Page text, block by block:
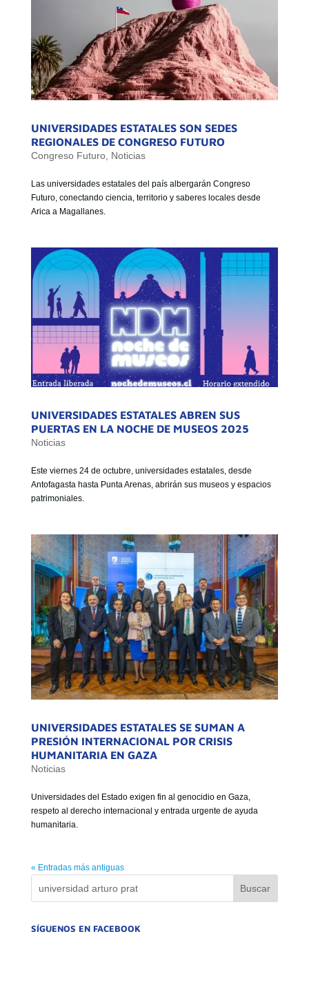
UNIVERSIDADES ESTATALES SON SEDES
REGIONALES DE CONGRESO FUTURO
Congreso Futuro, Noticias
Las universidades estatales del país albergarán Congreso
Futuro, conectando ciencia, territorio y saberes locales desde
Arica a Magallanes.
UNIVERSIDADES ESTATALES ABREN SUS
PUERTAS EN LA NOCHE DE MUSEOS 2025
Noticias
Este viernes 24 de octubre, universidades estatales, desde
Antofagasta hasta Punta Arenas, abrirán sus museos y espacios
patrimoniales.
UNIVERSIDADES ESTATALES SE SUMAN A
PRESIÓN INTERNACIONAL POR CRISIS
HUMANITARIA EN GAZA
Noticias
Universidades del Estado exigen fin al genocidio en Gaza,
respeto al derecho internacional y entrada urgente de ayuda
humanitaria.
« Entradas más antiguas
SÍGUENOS EN FACEBOOK